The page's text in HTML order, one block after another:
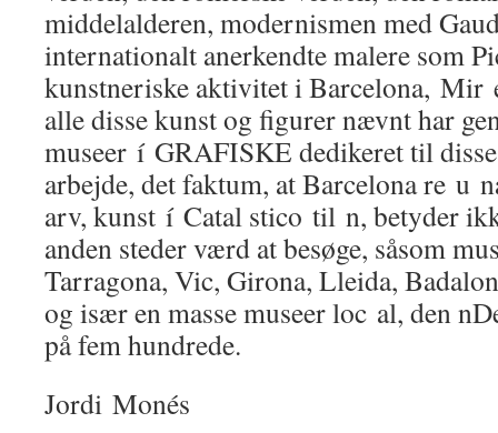
middelalderen, modernismen med
internationalt anerkendte malere som
kunstneriske aktivitet i Barcelona,
alle disse kunst og figurer nævnt har
museer í GRAFISKE dedikeret til
arbejde, det faktum, at Barcelona re u
arv, kunst í Catal stico til n, betyder
anden steder værd at besøge, såsom
Tarragona, Vic, Girona, Lleida,
og især en masse museer loc al, den
på fem hundrede.
Jordi Monés